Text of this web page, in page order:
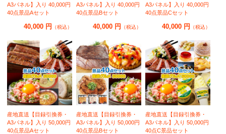
A3パネル】入り 40,000円
40点景品Aセット
40,000 円 （税込）
A3パネル】入り 40,000円
40点景品Bセット
40,000 円 （税込）
A3パネル】入り 40,000円
40点景品Cセット
40,000 円 （税込）
産地直送【目録引換券・
A3パネル】入り 50,000円
40点景品Aセット
産地直送【目録引換券・
A3パネル】入り 50,000円
40点景品Bセット
産地直送【目録引換券・
A3パネル】入り 50,000円
40点C景品セット